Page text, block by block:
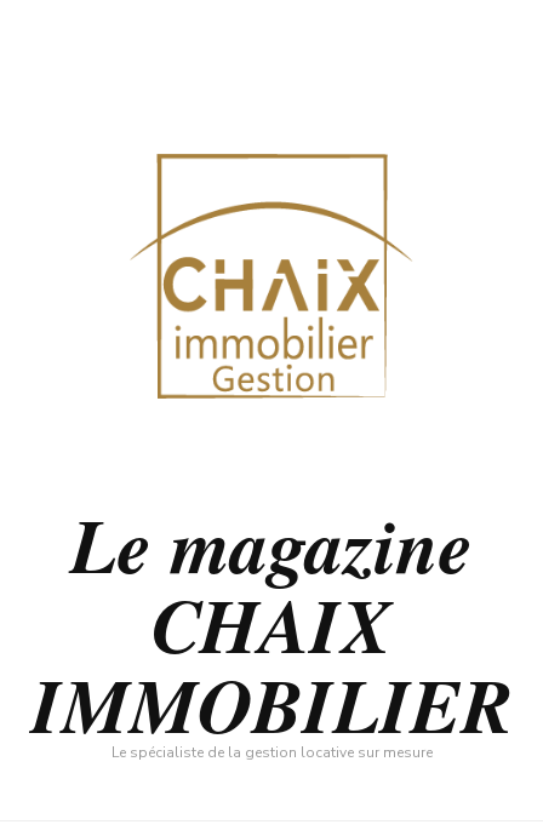
Le magazine
CHAIX
IMMOBILIER
Le spécialiste de la gestion locative sur mesure